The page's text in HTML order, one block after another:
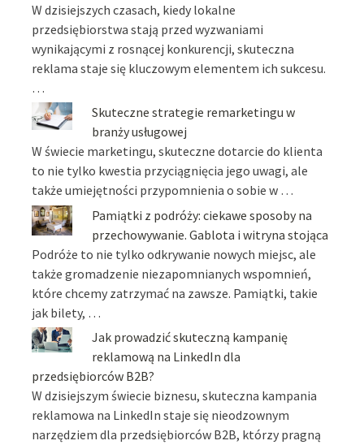
W dzisiejszych czasach, kiedy lokalne
przedsiębiorstwa stają przed wyzwaniami
wynikającymi z rosnącej konkurencji, skuteczna
reklama staje się kluczowym elementem ich sukcesu.
…
Skuteczne strategie remarketingu w
branży usługowej
W świecie marketingu, skuteczne dotarcie do klienta
to nie tylko kwestia przyciągnięcia jego uwagi, ale
także umiejętności przypomnienia o sobie w …
Pamiątki z podróży: ciekawe sposoby na
przechowywanie. Gablota i witryna stojąca
Podróże to nie tylko odkrywanie nowych miejsc, ale
także gromadzenie niezapomnianych wspomnień,
które chcemy zatrzymać na zawsze. Pamiątki, takie
jak bilety, …
Jak prowadzić skuteczną kampanię
reklamową na LinkedIn dla
przedsiębiorców B2B?
W dzisiejszym świecie biznesu, skuteczna kampania
reklamowa na LinkedIn staje się nieodzownym
narzędziem dla przedsiębiorców B2B, którzy pragną